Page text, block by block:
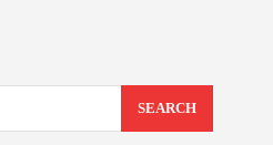
SEARCH